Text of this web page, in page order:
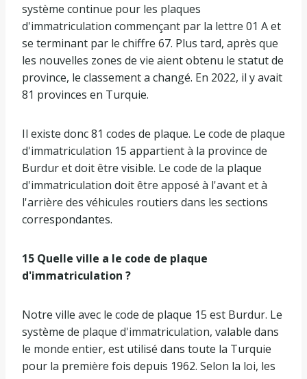
système continue pour les plaques
d'immatriculation commençant par la lettre 01 A et
se terminant par le chiffre 67. Plus tard, après que
les nouvelles zones de vie aient obtenu le statut de
province, le classement a changé. En 2022, il y avait
81 provinces en Turquie.
Il existe donc 81 codes de plaque. Le code de plaque
d'immatriculation 15 appartient à la province de
Burdur et doit être visible. Le code de la plaque
d'immatriculation doit être apposé à l'avant et à
l'arrière des véhicules routiers dans les sections
correspondantes.
15 Quelle ville a le code de plaque
d'immatriculation ?
Notre ville avec le code de plaque 15 est Burdur. Le
système de plaque d'immatriculation, valable dans
le monde entier, est utilisé dans toute la Turquie
pour la première fois depuis 1962. Selon la loi, les